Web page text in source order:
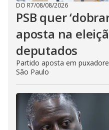
DO R7/08/08/2026
PSB quer
aposta na
deputados
Partido aposta em
São Paulo